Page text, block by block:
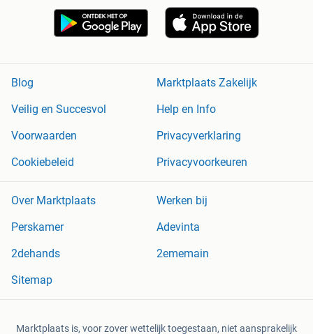
Blog
Marktplaats Zakelijk
Veilig en Succesvol
Help en Info
Voorwaarden
Privacyverklaring
Cookiebeleid
Privacyvoorkeuren
Over Marktplaats
Werken bij
Perskamer
Adevinta
2dehands
2ememain
Sitemap
Marktplaats is, voor zover wettelijk toegestaan, niet aansprakelijk